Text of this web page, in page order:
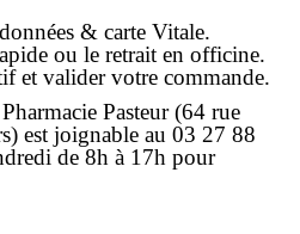
& carte Vitale.
ou le retrait en officine.
et valider votre commande.
Pharmacie Pasteur(64 rue
est joignable au 03 27 88
de 8h à 17h pour